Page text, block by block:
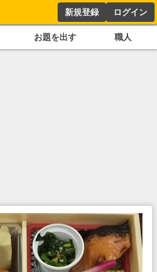
新規登録 ログイン
お題を出す 職人